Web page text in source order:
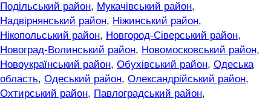
Подільський район, Мукачівський район,
Надвірнянський район, Ніжинський район,
Нікопольський район, Новгород-Сіверський район,
Новоград-Волинський район, Новомосковський район,
Новоукраїнський район, Обухівський район, Одеська
область, Одеський район, Олександрійський район,
Охтирський район, Павлоградський район,